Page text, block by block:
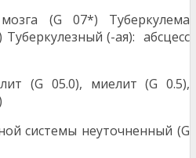
(G 07*) Туберкулема
(-ая): абсцесс
(G 05.0), миелит (G 0.5),
системы неуточненный (G